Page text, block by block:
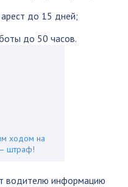
до 15 дней;
до 50 часов.
ходом на
штраф!
водителю информацию